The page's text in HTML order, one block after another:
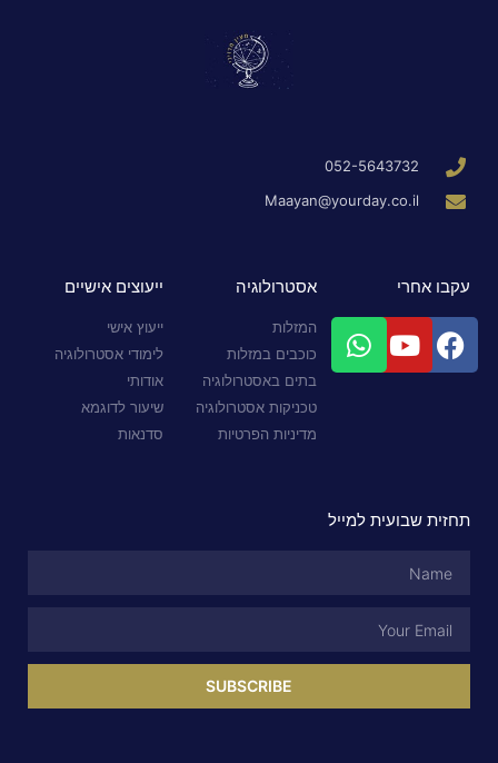
052-5643732
Maayan@yourday.co.il
עקבו אחרי אסטרולוגיה
המזלות
כוכבים במזלות
בתים באסטרולוגיה
טכניקות אסטרולוגיה
מדיניות הפרטיות
ייעוצים אישיים
ייעוץ אישי
לימודי אסטרולוגיה
אודותי
שיעור לדוגמא
סדנאות
תחזית שבועית למייל
SUBSCRIBE